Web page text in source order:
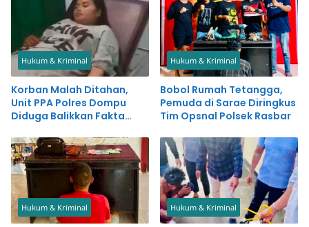
Hukum & Kriminal
Korban Malah Ditahan,
Unit PPA Polres Dompu
Diduga Balikkan Fakta
Hukum & Kriminal
Bobol Rumah Tetangga,
Pemuda di Sarae Diringkus
Tim Opsnal Polsek Rasbar
Hukum & Kriminal Hukum & Kriminal